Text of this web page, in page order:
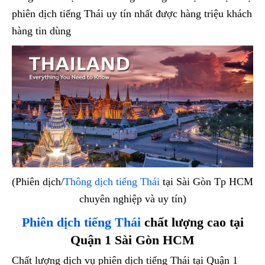
phiên dịch tiếng Thái uy tín nhất được hàng triệu khách
hàng tin dùng
(Phiên dịch/Thông dịch tiếng Thái tại Sài Gòn Tp HCM
chuyên nghiệp và uy tín)
Phiên dịch tiếng Thái chất lượng cao tại
Quận 1 Sài Gòn HCM
Chất lượng dịch vụ phiên dịch tiếng Thái tại Quận 1